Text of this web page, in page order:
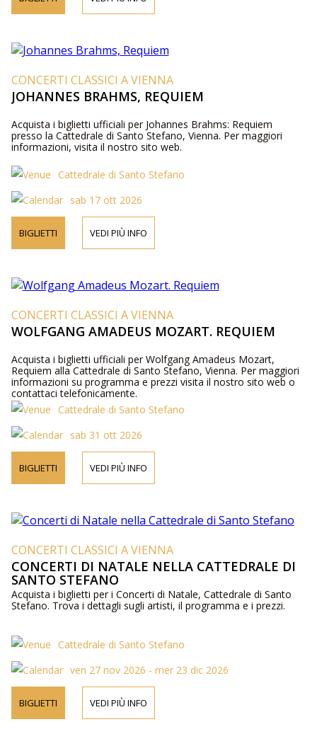
CONCERTI CLASSICI A VIENNA
JOHANNES BRAHMS, REQUIEM
Acquista i biglietti ufficiali per Johannes Brahms: Requiem
presso la Cattedrale di Santo Stefano, Vienna. Per maggiori
informazioni, visita il nostro sito web.
Cattedrale di Santo Stefano
sab 17 ott 2026
BIGLIETTI VEDI PIÙ INFO
CONCERTI CLASSICI A VIENNA
WOLFGANG AMADEUS MOZART. REQUIEM
Acquista i biglietti ufficiali per Wolfgang Amadeus Mozart,
Requiem alla Cattedrale di Santo Stefano, Vienna. Per maggiori
informazioni su programma e prezzi visita il nostro sito web o
contattaci telefonicamente.
Cattedrale di Santo Stefano
sab 31 ott 2026
BIGLIETTI VEDI PIÙ INFO
CONCERTI CLASSICI A VIENNA
CONCERTI DI NATALE NELLA CATTEDRALE DI
SANTO STEFANO
Acquista i biglietti per i Concerti di Natale, Cattedrale di Santo
Stefano. Trova i dettagli sugli artisti, il programma e i prezzi.
Cattedrale di Santo Stefano
ven 27 nov 2026 - mer 23 dic 2026
BIGLIETTI VEDI PIÙ INFO